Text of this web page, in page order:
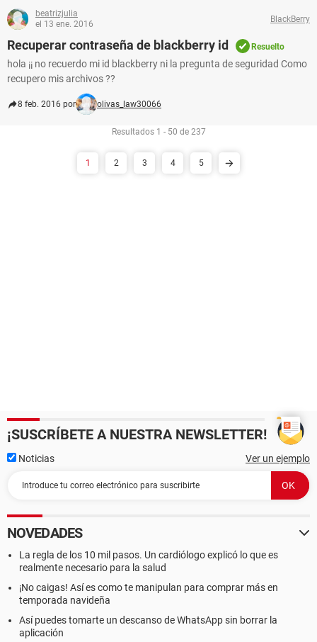
beatrizjulia
el 13 ene. 2016
BlackBerry
Recuperar contraseña de blackberry id Resuelto
hola ¡¡ no recuerdo mi id blackberry ni la pregunta de seguridad Como
recupero mis archivos ??
8 feb. 2016 por olivas_law30066
Resultados 1 - 50 de 237
1 2 3 4 5
¡SUSCRÍBETE A NUESTRA NEWSLETTER!
Noticias Ver un ejemplo
NOVEDADES
La regla de los 10 mil pasos. Un cardiólogo explicó lo que es
realmente necesario para la salud
¡No caigas! Así es como te manipulan para comprar más en
temporada navideña
Así puedes tomarte un descanso de WhatsApp sin borrar la
aplicación